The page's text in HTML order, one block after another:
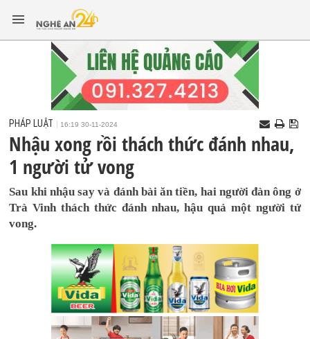
PHÁP LUẬT 16:19 30-11-2024
Nhậu xong rồi thách thức đánh nhau,
1 người tử vong
Sau khi nhậu say và đánh bài ăn tiền, hai người đàn ông ở
Trà Vinh thách thức đánh nhau, hậu quả một người tử
vong.